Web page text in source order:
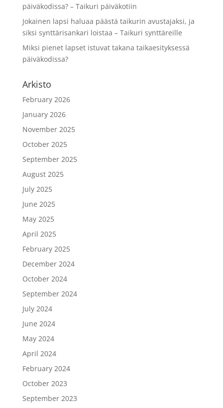
päiväkodissa? – Taikuri päiväkotiin
Jokainen lapsi haluaa päästä taikurin avustajaksi, ja
siksi synttärisankari loistaa – Taikuri synttäreille
Miksi pienet lapset istuvat takana taikaesityksessä
päiväkodissa?
Arkisto
February 2026
January 2026
November 2025
October 2025
September 2025
August 2025
July 2025
June 2025
May 2025
April 2025
February 2025
December 2024
October 2024
September 2024
July 2024
June 2024
May 2024
April 2024
February 2024
October 2023
September 2023